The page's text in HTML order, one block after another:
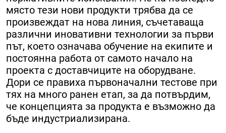
място тези нови продукти трябва да се
произвеждат на нова линия, съчетаваща
различни иновативни технологии за първи
път, което означава обучение на екипите и
постоянна работа от самото начало на
проекта с доставчиците на оборудване.
Дори се правиха първоначални тестове при
тях на много ранен етап, за да потвърдим,
че концепцията за продукта е възможно да
бъде индустриализирана.